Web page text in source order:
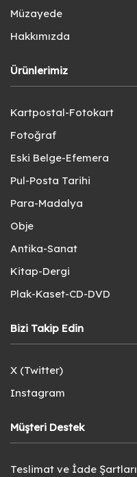
Müzayede
Hakkımızda
Ürünlerimiz
Kartpostal-Fotokart
Fotoğraf
Eski Belge-Efemera
Pul-Posta Tarihi
Para-Madalya
Obje
Antika-Sanat
Kitap-Dergi
Plak-Kaset-CD-DVD
Bizi Takip Edin
X (Twitter)
Instagram
Müşteri Destek
Teslimat ve İade Şartları